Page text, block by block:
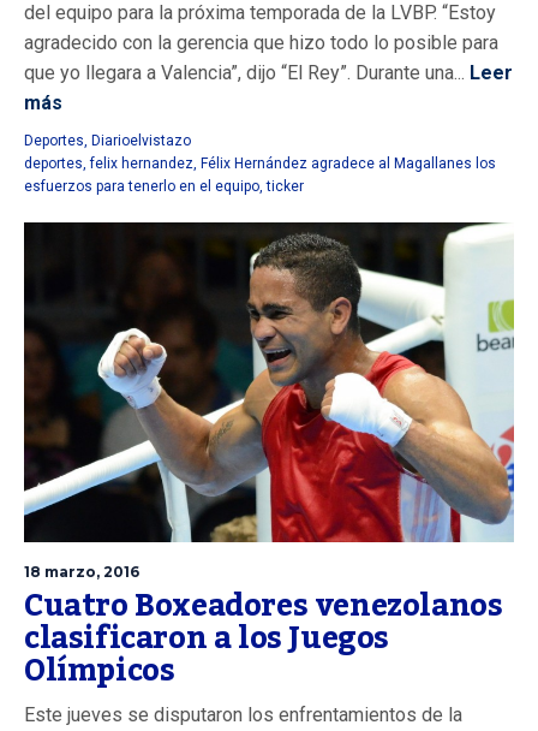
del equipo para la próxima temporada de la LVBP. “Estoy
agradecido con la gerencia que hizo todo lo posible para
que yo llegara a Valencia”, dijo “El Rey”. Durante una... Leer
más
Deportes, Diarioelvistazo
deportes,felix hernandez, Félix Hernández agradece al Magallanes los
esfuerzos para tenerlo en el equipo,ticker
18 marzo, 2016
Cuatro Boxeadores venezolanos
clasificaron a los Juegos
Olímpicos
Este jueves se disputaron los enfrentamientos de la